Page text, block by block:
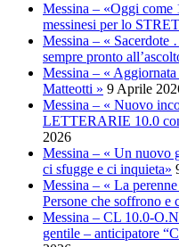
Messina – «Oggi come
messinesi per lo
Messina – «
sempre pronto
Messina – «
Matteotti » 9 Aprile
Messina – « Nuovo
LETTERARIE 10.0
2026
Messina – « Un nuovo
ci sfugge e ci inquieta»
Messina – « La
Persone che soffrono e
Messina – CL 10.0-
gentile – anticipatore